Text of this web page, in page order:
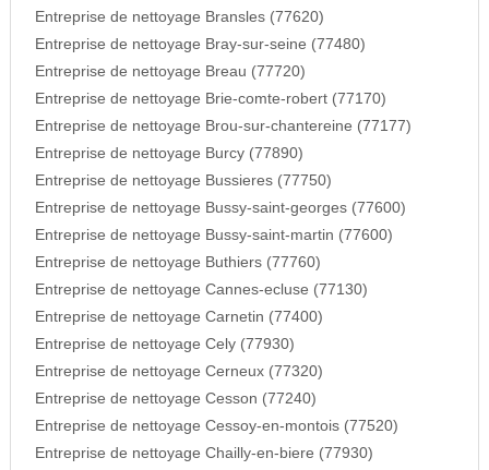
Entreprise de nettoyage Bransles (77620)
Entreprise de nettoyage Bray-sur-seine (77480)
Entreprise de nettoyage Breau (77720)
Entreprise de nettoyage Brie-comte-robert (77170)
Entreprise de nettoyage Brou-sur-chantereine (77177)
Entreprise de nettoyage Burcy (77890)
Entreprise de nettoyage Bussieres (77750)
Entreprise de nettoyage Bussy-saint-georges (77600)
Entreprise de nettoyage Bussy-saint-martin (77600)
Entreprise de nettoyage Buthiers (77760)
Entreprise de nettoyage Cannes-ecluse (77130)
Entreprise de nettoyage Carnetin (77400)
Entreprise de nettoyage Cely (77930)
Entreprise de nettoyage Cerneux (77320)
Entreprise de nettoyage Cesson (77240)
Entreprise de nettoyage Cessoy-en-montois (77520)
Entreprise de nettoyage Chailly-en-biere (77930)